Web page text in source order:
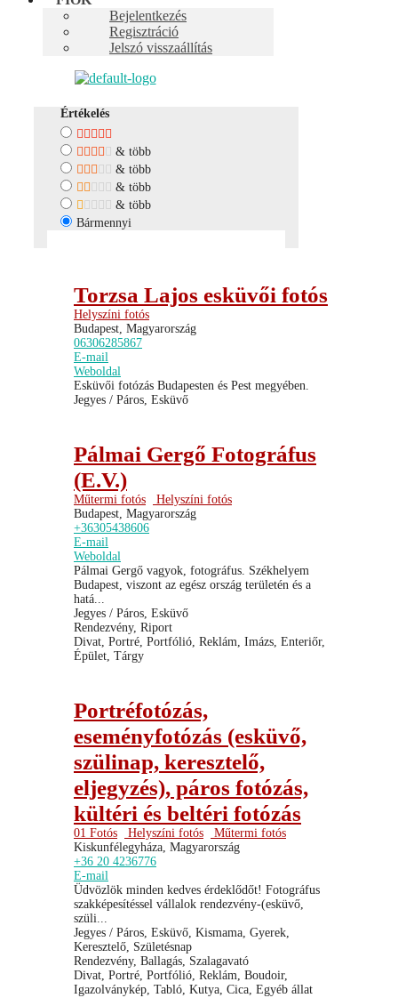
Bejelentkezés
Regisztráció
Jelszó visszaállítás
Szűrő Rendezés:Random
Értékelés
& több
& több
& több
& több
Bármennyi
Torzsa Lajos esküvői fotós
Helyszíni fotós
Budapest, Magyarország
06306285867
E-mail
Weboldal
Esküvői fotózás Budapesten és Pest megyében.
Jegyes / Páros, Esküvő
Pálmai Gergő Fotográfus
(E.V.)
Műtermi fotós
Helyszíni fotós
Budapest, Magyarország
+36305438606
E-mail
Weboldal
Pálmai Gergő vagyok, fotográfus. Székhelyem
Budapest, viszont az egész ország területén és a
hatá...
Jegyes / Páros, Esküvő
Rendezvény, Riport
Divat, Portré, Portfólió, Reklám, Imázs, Enteriőr,
Épület, Tárgy
Portréfotózás,
eseményfotózás (esküvő,
szülinap, keresztelő,
eljegyzés), páros fotózás,
kültéri és beltéri fotózás
01 Fotós Helyszíni fotós
Műtermi fotós
Kiskunfélegyháza, Magyarország
+36 20 4236776
E-mail
Üdvözlök minden kedves érdeklődőt! Fotográfus
szakképesítéssel vállalok rendezvény-(esküvő,
szüli...
Jegyes / Páros, Esküvő, Kismama, Gyerek,
Keresztelő, Születésnap
Rendezvény, Ballagás, Szalagavató
Divat, Portré, Portfólió, Reklám, Boudoir,
Igazolványkép, Tabló, Kutya, Cica, Egyéb állat